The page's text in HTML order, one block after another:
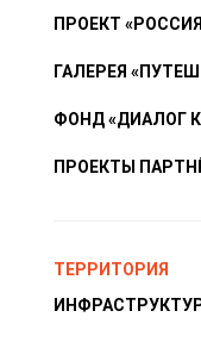
ПРОЕКТ
ГАЛЕРЕЯ
ФОНД «ДИАЛОГ
ПРОЕКТЫ
ТЕРРИТОРИЯ